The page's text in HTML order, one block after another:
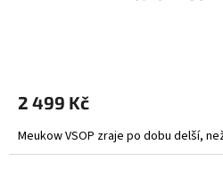
2 499 Kč
Meukow VSOP zraje po dobu delší,